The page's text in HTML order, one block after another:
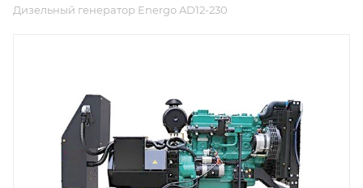
Дизельный генератор Energo AD12-230